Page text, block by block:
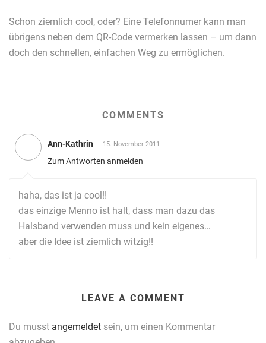
Schon ziemlich cool, oder? Eine Telefonnumer kann man
übrigens neben dem QR-Code vermerken lassen – um dann
doch den schnellen, einfachen Weg zu ermöglichen.
COMMENTS
Ann-Kathrin 15. November 2011
Zum Antworten anmelden
haha, das ist ja cool!!
das einzige Menno ist halt, dass man dazu das
Halsband verwenden muss und kein eigenes…
aber die Idee ist ziemlich witzig!!
LEAVE A COMMENT
Du musst angemeldet sein, um einen Kommentar